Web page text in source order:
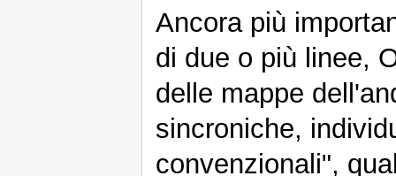
Ancora più
di due o più linee,
delle mappe
sincroniche,
convenzionali",